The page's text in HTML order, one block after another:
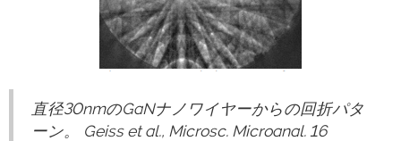
直径30nmのGaNナノワイヤーからの回折パタ
ーン。 Geiss et al., Microsc. Microanal. 16